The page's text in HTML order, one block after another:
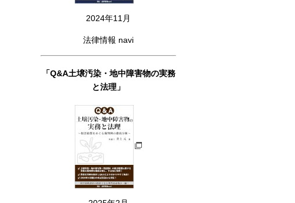
2024年11月
法律情報 navi
「Q&A土壌汚染・地中障害物の実務
と法理」